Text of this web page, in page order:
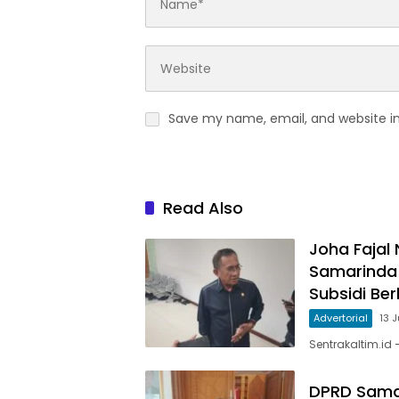
Save my name, email, and website
Read Also
Joha Fajal
Subsidi
Advertorial 13
Sentrakaltim.id
DPRD